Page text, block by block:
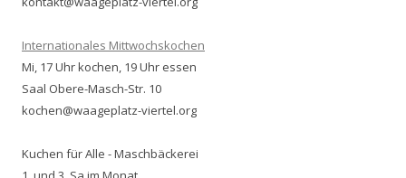
Internationales Mittwochskochen
Mi, 17 Uhr kochen, 19 Uhr essen
Saal Obere-Masch-Str. 10
kochen@waageplatz-viertel.org
Kuchen für Alle - Maschbäckerei